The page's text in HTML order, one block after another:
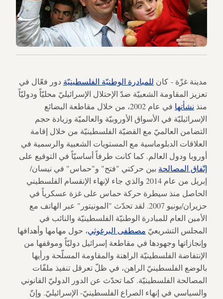
مدينة غزّة - كان للمبادرة الوطنيّة الفلسطينيّة دور فعّال في
تعزيز المقاومة الشعبيّة ضدّ الإحتلال الإسرائيليّ محليّاً ودوليّاً
منذ نشأتها
في عام 2002، من خلال مقاطعة البضائع
الإسرائيليّة في الأسواق الأوروبيّة والعالميّة وزيادة حجم
التضامن العالميّ مع القضيّة الفلسطينيّة من خلال إقامة
العلاقات الدبلوماسية مع المستويات الشعبية والرسمية في
أوروبا ودول العالم. كما كانت طرفاً أساسيّاً في التوقيع على
إتّفاق المصالحة بين حركتي "فتح" و"حماس" في نيسان/
إبريل من عام 2014 والذي جاء لإنهاء الإنقسام الفلسطيني
الحاصل منذ سيطرة حركة حماس على غزة عسكرياً في
حزيران/يونيو 2007. لقد تحدّث "المونيتور" عبر الهاتف مع
الأمين العام للمبادرة الوطنيّة الفلسطينيّة والنائب في
المجلس التشريعيّ مصطفى البرغوثي، حول مهامها وأهدافها
وإنجازاتها وجهودها في مقاطعة إسرائيل دوليّاً وموقفها من
الإنتفاضة الفلسطينيّة الراهنة والمقاومة المسلّحة ورأيها
بالوضع الفلسطينيّ الراهن، في ظلّ تعرقل تنفيذ ملفّات
المصالحة الفلسطينيّة. كما تحدّث عن الدور الدوليّ القانوني
والسياسي في إنهاء الصراع الفلسطينيّ- الإسرائيليّ. وإنّ